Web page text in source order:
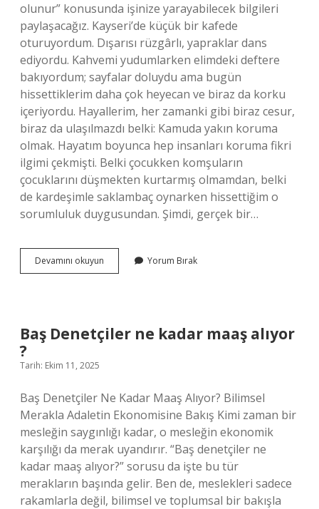
olunur” konusunda işinize yarayabilecek bilgileri
paylaşacağız. Kayseri’de küçük bir kafede
oturuyordum. Dışarısı rüzgârlı, yapraklar dans
ediyordu. Kahvemi yudumlarken elimdeki deftere
bakıyordum; sayfalar doluydu ama bugün
hissettiklerim daha çok heyecan ve biraz da korku
içeriyordu. Hayallerim, her zamanki gibi biraz cesur,
biraz da ulaşılmazdı belki: Kamuda yakın koruma
olmak. Hayatım boyunca hep insanları koruma fikri
ilgimi çekmişti. Belki çocukken komşuların
çocuklarını düşmekten kurtarmış olmamdan, belki
de kardeşimle saklambaç oynarken hissettiğim o
sorumluluk duygusundan. Şimdi, gerçek bir…
Devamını okuyun Kamuda
yakın
Yorum Bırak
Baş Denetçiler ne kadar maaş alıyor
?
Tarih: Ekim 11, 2025
Baş Denetçiler Ne Kadar Maaş Alıyor? Bilimsel
Merakla Adaletin Ekonomisine Bakış Kimi zaman bir
mesleğin saygınlığı kadar, o mesleğin ekonomik
karşılığı da merak uyandırır. “Baş denetçiler ne
kadar maaş alıyor?” sorusu da işte bu tür
merakların başında gelir. Ben de, meslekleri sadece
rakamlarla değil, bilimsel ve toplumsal bir bakışla